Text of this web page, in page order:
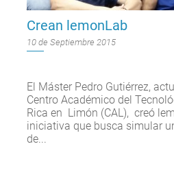
Crean lemonLab
10 de Septiembre 2015
El Máster Pedro Gutiérrez,
Centro Académico del
Rica en Limón (CAL), creó
iniciativa que busca simular
de...